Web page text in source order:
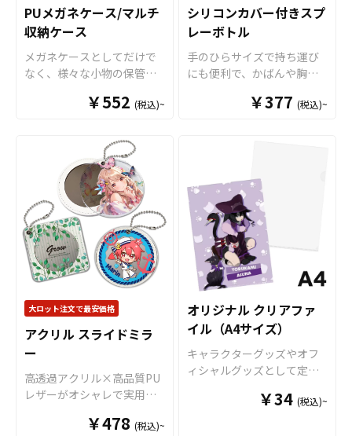
な小物をスタイリッシュに
整理できるマルチトレイと
ル商品として販売していた
だくことができます。 短納
期・小ロットでの対応も可
能ですのでご不明点があり
ましたらお気軽にご相談く
PUメガネケース/マルチ
収納ケース
メガネケースとしてだけで
なく、様々な小物の保管に
です。かさ張らず邪魔にな
ですので持ち歩きも苦にな
りません。外側にはハイク
オリティPUレザーを使用。
リアルなシボ加工で高級感
ある仕上がりです。また、
内側には柔らかな起毛加工
を施していますので、収納
したグッズを優しく保護し
ます。販売に必要な資材も
取り揃えておりますので、
お客様にはデザインをご入
稿いただくだけでオリジナ
ル商品として販売していた
だくことができます。 短納
期・小ロットでの対応も可
能ですのでご不明点があり
ましたらお気軽にご相談く
￥552 (税込)~
シリコンカバー付きスプ
レーボトル
手のひらサイズで持ち運び
にも便利で、かばんや胸ポ
ます。また、縦置きが可能
等をいれて使用できます。
販売に必要な資材も取り揃
えておりますので、お客様
にはデザインをご入稿いた
だくだけでオリジナル商品
として販売していただくこ
とができます。 短納期・小
ロットでの対応も可能です
のでご不明点がありました
ら、個人のお客様から企
業・業者のかた問わずお気
軽にご相談ください。
￥377 (税込)~
大ロット注文で最安価格
アクリル スライドミラ
ー
高透過アクリル×高品質PU
レザーがオシャレで実用
スライドミラー」をお客様
￥478 (税込)~
オリジナル クリアファ
イル（A4サイズ）
キャラクターグッズやオフ
ィシャルグッズとして定番
店のクリアファイルは厚み
￥34 (税込)~